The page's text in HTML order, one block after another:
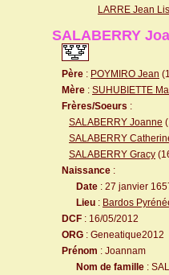
LARRE Jean
SALABERRY
Père : POYMIRO Jean
Mère : SUHUBIETTE
Frères/Soeurs :
SALABERRY Joanne
SALABERRY
SALABERRY Gracy
Naissance :
Date : 27 janvier
Lieu : Bardos
DCF : 16/05/2012
ORG : Geneatique2012
Prénom : Joannam
Nom de famille :